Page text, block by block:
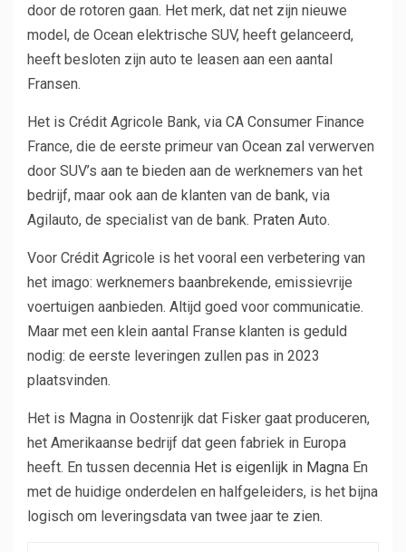
door de rotoren gaan. Het merk, dat net zijn nieuwe
model, de Ocean elektrische SUV, heeft gelanceerd,
heeft besloten zijn auto te leasen aan een aantal
Fransen.
Het is Crédit Agricole Bank, via CA Consumer Finance
France, die de eerste primeur van Ocean zal verwerven
door SUV’s aan te bieden aan de werknemers van het
bedrijf, maar ook aan de klanten van de bank, via
Agilauto, de specialist van de bank. Praten Auto.
Voor Crédit Agricole is het vooral een verbetering van
het imago: werknemers baanbrekende, emissievrije
voertuigen aanbieden. Altijd goed voor communicatie.
Maar met een klein aantal Franse klanten is geduld
nodig: de eerste leveringen zullen pas in 2023
plaatsvinden.
Het is Magna in Oostenrijk dat Fisker gaat produceren,
het Amerikaanse bedrijf dat geen fabriek in Europa
heeft. En tussen decennia Het is eigenlijk in Magna En
met de huidige onderdelen en halfgeleiders, is het bijna
logisch om leveringsdata van twee jaar te zien.